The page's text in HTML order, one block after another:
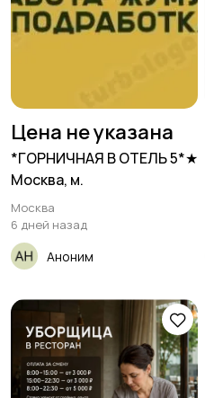
Цена не указана
*ГОРНИЧНАЯ В ОТЕЛЬ 5*★
Москва, м.
Москва
6 дней назад
Аноним